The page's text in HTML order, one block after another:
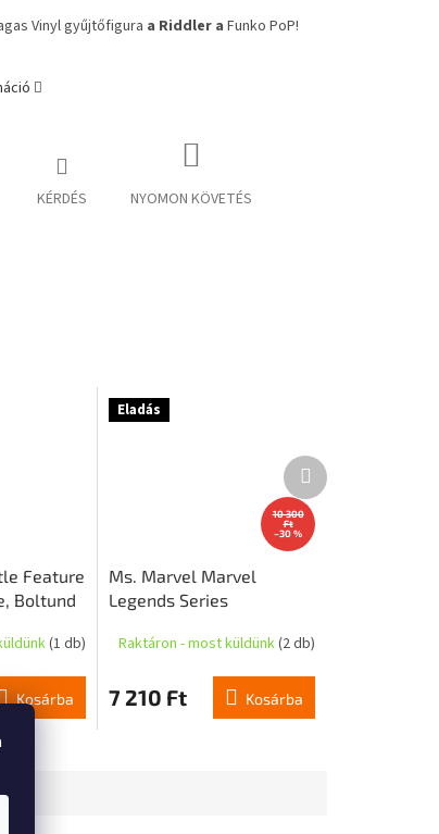
Vinyl gyűjtőfigura a Riddler a Funko PoP!
KÉRDÉS NYOMON KÖVETÉS
Feature
Boltund
(1 db)
Kosárba
Eladás
10 300
Ft
–30 %
Ms. Marvel Marvel
Legends Series
Raktáron - most küldünk(2 db)
7 210 Ft Kosárba
Következő
termék